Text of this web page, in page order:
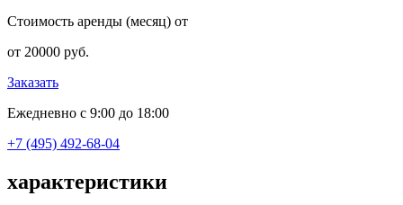
Стоимость аренды (месяц) от
от 20000 руб.
Заказать
Ежедневно с 9:00 до 18:00
+7 (495) 492-68-04
характеристики